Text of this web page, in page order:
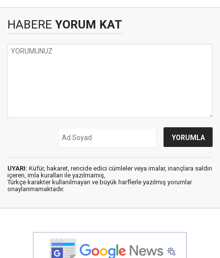
HABERE YORUM KAT
UYARI: Küfür, hakaret, rencide edici cümleler veya imalar, inançlara saldırı
içeren, imla kuralları ile yazılmamış,
Türkçe karakter kullanılmayan ve büyük harflerle yazılmış yorumlar
onaylanmamaktadır.